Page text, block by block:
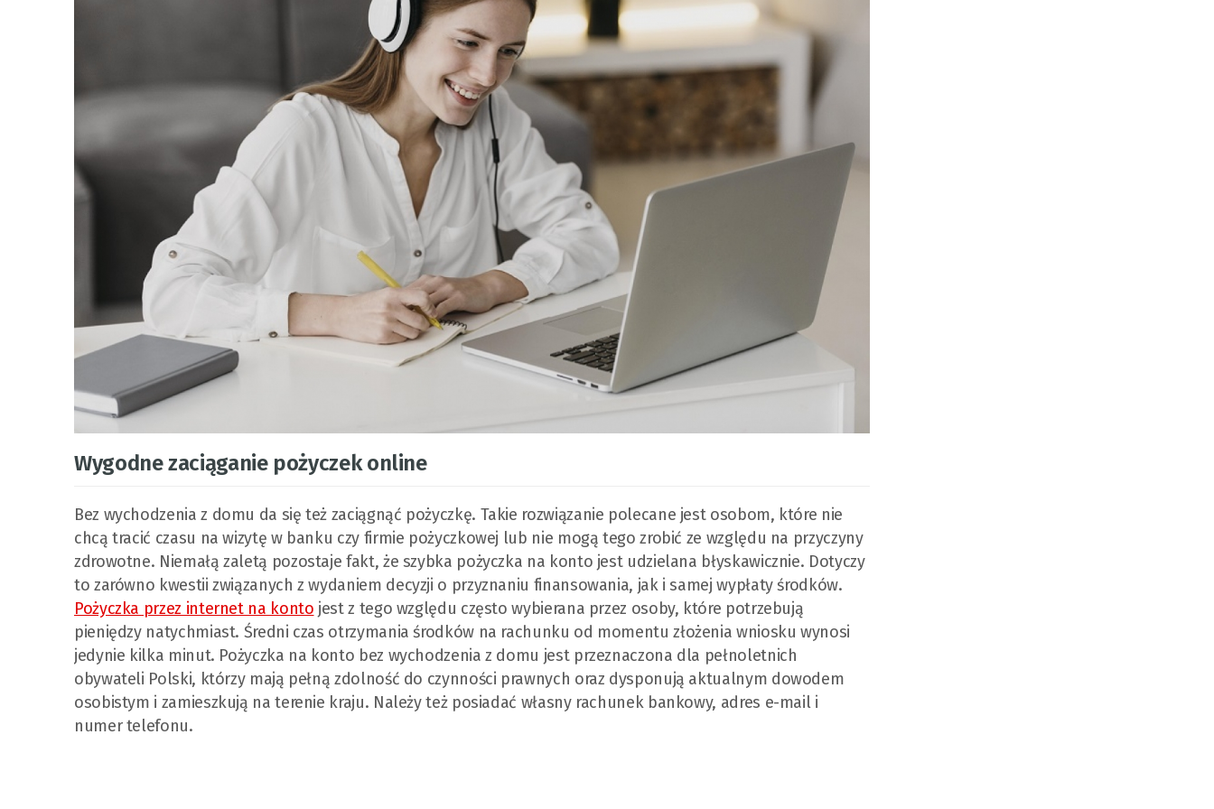
Wygodne zaciąganie pożyczek online
Bez wychodzenia z domu da się też zaciągnąć pożyczkę. Takie rozwiązanie polecane jest osobom, które nie
chcą tracić czasu na wizytę w banku czy firmie pożyczkowej lub nie mogą tego zrobić ze względu na przyczyny
zdrowotne. Niemałą zaletą pozostaje fakt, że szybka pożyczka na konto jest udzielana błyskawicznie. Dotyczy
to zarówno kwestii związanych z wydaniem decyzji o przyznaniu finansowania, jak i samej wypłaty środków.
Pożyczka przez internet na konto jest z tego względu często wybierana przez osoby, które potrzebują
pieniędzy natychmiast. Średni czas otrzymania środków na rachunku od momentu złożenia wniosku wynosi
jedynie kilka minut. Pożyczka na konto bez wychodzenia z domu jest przeznaczona dla pełnoletnich
obywateli Polski, którzy mają pełną zdolność do czynności prawnych oraz dysponują aktualnym dowodem
osobistym i zamieszkują na terenie kraju. Należy też posiadać własny rachunek bankowy, adres e-mail i
numer telefonu.